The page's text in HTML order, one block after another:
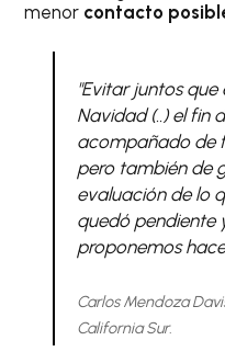
menor contacto
"Evitar juntos que
Navidad (..) el fin
acompañado de
pero también de
evaluación de lo
quedó pendiente
proponemos
Carlos Mendoza
California Sur.